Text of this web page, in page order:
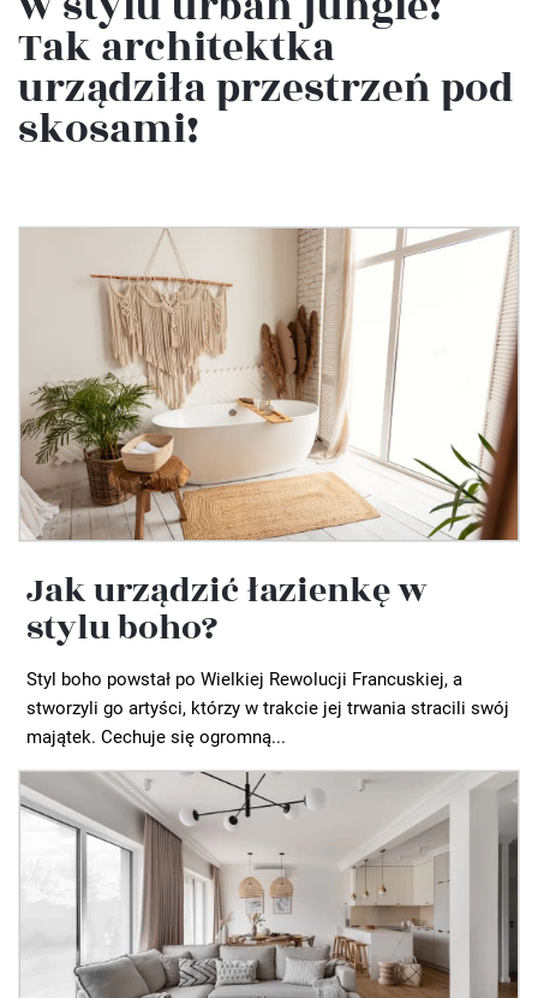
Tak architektka
urządziła przestrzeń pod
skosami!
Jak urządzić łazienkę w
stylu boho?
Styl boho powstał po Wielkiej Rewolucji Francuskiej, a
stworzyli go artyści, którzy w trakcie jej trwania stracili swój
majątek. Cechuje się ogromną...